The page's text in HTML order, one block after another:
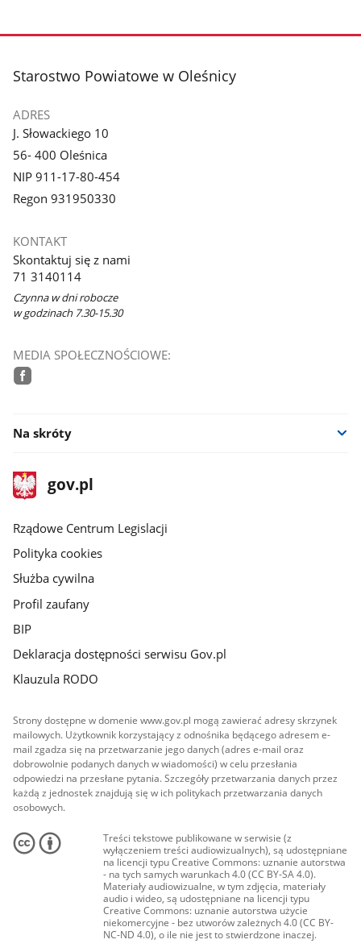
stopka
Starostwo Powiatowe w Oleśnicy
ADRES
J. Słowackiego 10
56- 400 Oleśnica
NIP 911-17-80-454
Regon 931950330
KONTAKT
Skontaktuj się z nami
71 3140114
Czynna w dni robocze
w godzinach 7.30-15.30
MEDIA SPOŁECZNOŚCIOWE:
Na skróty
stopka
gov.plStrona
gov.pl
Rządowe Centrum Legislacji
Polityka cookies
Służba cywilna
Profil zaufany
BIP
Deklaracja dostępności serwisu Gov.pl
Klauzula RODO
Strony dostępne w domenie www.gov.pl mogą zawierać adresy skrzynek
mailowych. Użytkownik korzystający z odnośnika będącego adresem e-
mail zgadza się na przetwarzanie jego danych (adres e-mail oraz
dobrowolnie podanych danych w wiadomości) w celu przesłania
odpowiedzi na przesłane pytania. Szczegóły przetwarzania danych przez
każdą z jednostek znajdują się w ich politykach przetwarzania danych
osobowych.
Treści tekstowe publikowane w serwisie (z
wyłączeniem treści audiowizualnych), są udostępniane
na licencji typu Creative Commons: uznanie autorstwa
- na tych samych warunkach 4.0 (CC BY-SA 4.0).
Materiały audiowizualne, w tym zdjęcia, materiały
audio i wideo, są udostępniane na licencji typu
Creative Commons: uznanie autorstwa użycie
niekomercyjne - bez utworów zależnych 4.0 (CC BY-
NC-ND 4.0), o ile nie jest to stwierdzone inaczej.